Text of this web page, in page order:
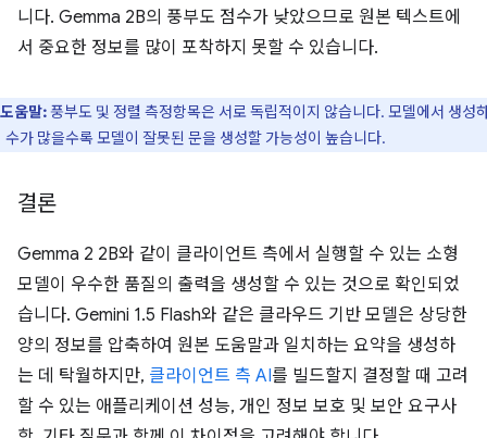
니다. Gemma 2B의 풍부도 점수가 낮았으므로 원본 텍스트에
서 중요한 정보를 많이 포착하지 못할 수 있습니다.
도움말: 풍부도 및 정렬 측정항목은 서로 독립적이지 않습니다. 모델에서 생성
수가 많을수록 모델이 잘못된 문을 생성할 가능성이 높습니다.
결론
Gemma 2 2B와 같이 클라이언트 측에서 실행할 수 있는 소형
모델이 우수한 품질의 출력을 생성할 수 있는 것으로 확인되었
습니다. Gemini 1.5 Flash와 같은 클라우드 기반 모델은 상당한
양의 정보를 압축하여 원본 도움말과 일치하는 요약을 생성하
는 데 탁월하지만, 클라이언트 측 AI를 빌드할지 결정할 때 고려
할 수 있는 애플리케이션 성능, 개인 정보 보호 및 보안 요구사